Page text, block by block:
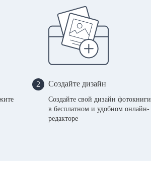
2 Создайте дизайн
Создайте свой дизайн фотокниги
в бесплатном и удобном онлайн-
редакторе